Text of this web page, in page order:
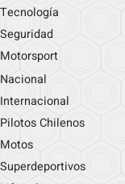
Tecnología
Seguridad
Motorsport
Nacional
Internacional
Pilotos Chilenos
Motos
Superdeportivos